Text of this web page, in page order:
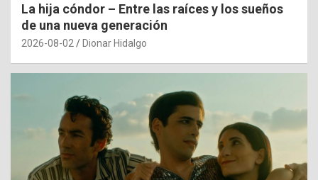
La hija cóndor – Entre las raíces y los sueños
de una nueva generación
2026-08-02 Dionar Hidalgo